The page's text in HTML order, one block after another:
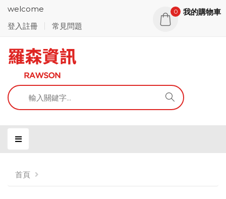
welcome
登入註冊
常見問題
0 我的購物車
首頁